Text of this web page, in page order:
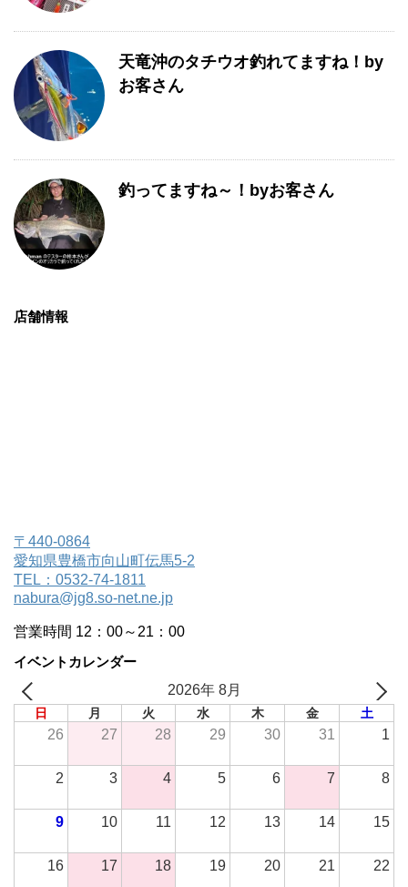
天竜沖のタチウオ釣れてますね！by
お客さん
釣ってますね～！byお客さん
店舗情報
〒440-0864
愛知県豊橋市向山町伝馬5-2
TEL：0532-74-1811
nabura@jg8.so-net.ne.jp
営業時間 12：00～21：00
イベントカレンダー
2026年 8月
日 月 火 水 木 金 土
26 27 28 29 30 31 1
2 3 4 5 6 7 8
9 10 11 12 13 14 15
16 17 18 19 20 21 22